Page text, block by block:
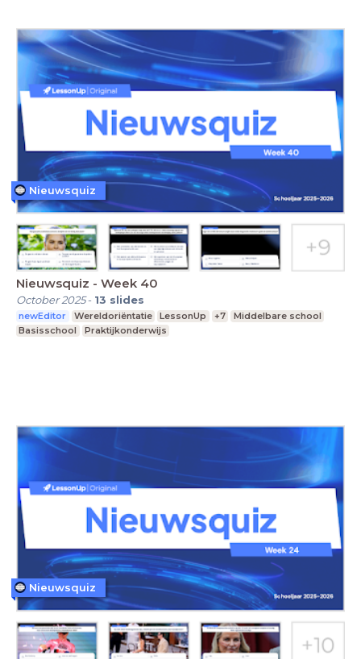
Nieuwsquiz - Week 40
October 2025- 13 slides
newEditor Wereldoriëntatie LessonUp +7
Middelbare school
Basisschool
Praktijkonderwijs
Nieuwsquiz
Nieuwsquiz